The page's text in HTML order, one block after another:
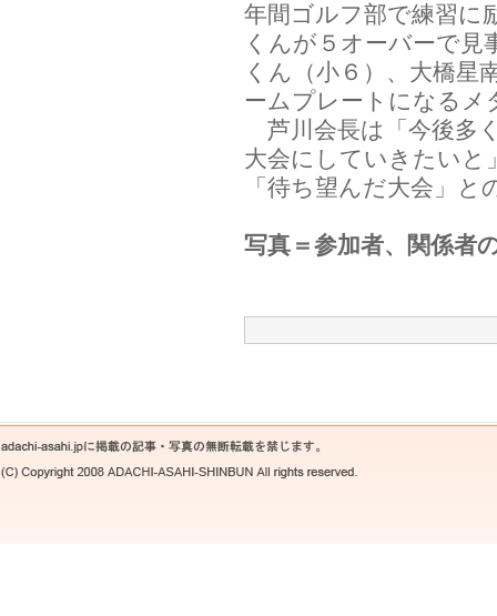
年間ゴルフ部で練習に
くんが５オーバーで見
くん（小６）、大橋星
ームプレートになるメ
芦川会長は「今後多
大会にしていきたいと
「待ち望んだ大会」
写真＝参加者、関係者